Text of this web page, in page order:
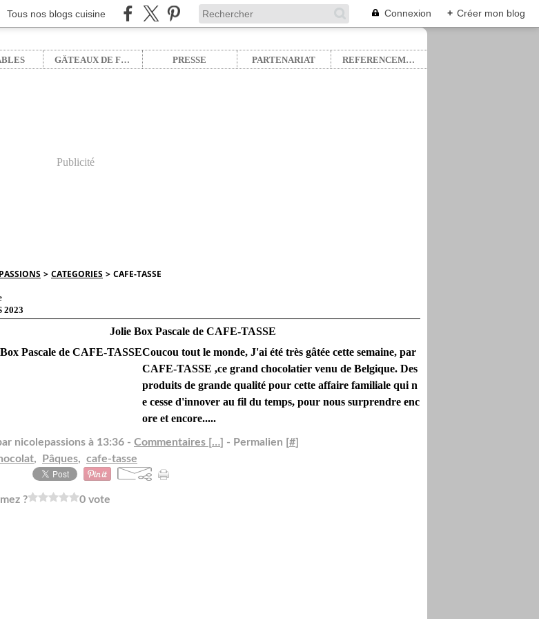
Tous nos blogs cuisine Connexion + Créer mon blog
GÂTEAUX DE FÊTE PRESSE PARTENARIAT REFERENCEMENT
Publicité
> CATEGORIES > CAFE-TASSE
2023
Jolie Box Pascale de CAFE-TASSE
Coucou tout le monde, J'ai été très gâtée cette semaine, par
CAFE-TASSE ,ce grand chocolatier venu de Belgique. Des
produits de grande qualité pour cette affaire familiale qui n
e cesse d'innover au fil du temps, pour nous surprendre enc
ore et encore.....
nicolepassions à 13:36 - Commentaires […] - Permalien [#]
, Pâques, cafe-tasse
? 0 vote